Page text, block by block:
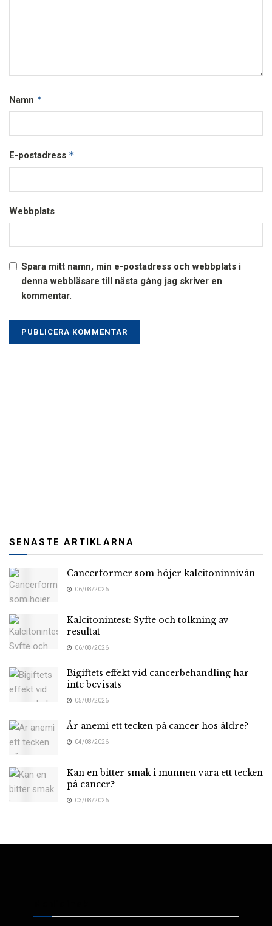
Namn *
E-postadress *
Webbplats
Spara mitt namn, min e-postadress och webbplats i
denna webbläsare till nästa gång jag skriver en
kommentar.
SENASTE ARTIKLARNA
Cancerformer som höjer kalcitoninnivån
06/08/2026
Kalcitonintest: Syfte och tolkning av
resultat
06/08/2026
Bigiftets effekt vid cancerbehandling har
inte bevisats
05/08/2026
Är anemi ett tecken på cancer hos äldre?
04/08/2026
Kan en bitter smak i munnen vara ett tecken
på cancer?
03/08/2026